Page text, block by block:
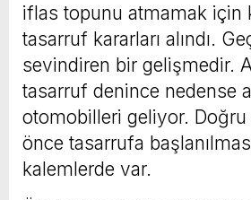
iflas topunu atmamak için
tasarruf kararları alındı.
sevindiren bir gelişmedir.
tasarruf denince nedense
otomobilleri geliyor. Doğru
önce tasarrufa
kalemlerde var.